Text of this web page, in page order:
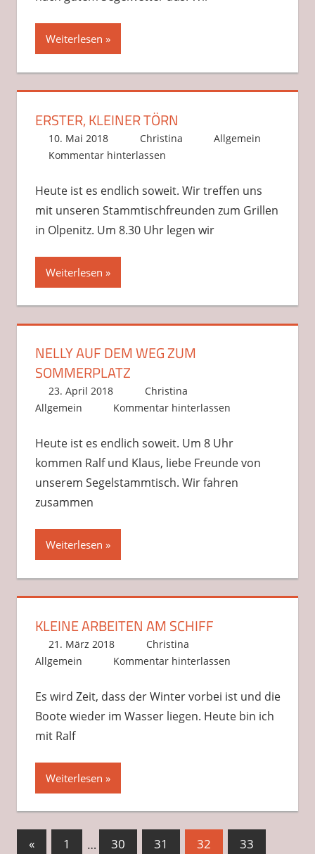
Weiterlesen
ERSTER, KLEINER TÖRN
10. Mai 2018 Christina
Allgemein
Kommentar hinterlassen
Heute ist es endlich soweit. Wir treffen uns
mit unseren Stammtischfreunden zum Grillen
in Olpenitz. Um 8.30 Uhr legen wir
Weiterlesen
NELLY AUF DEM WEG ZUM
SOMMERPLATZ
23. April 2018
Christina
Allgemein
Kommentar hinterlassen
Heute ist es endlich soweit. Um 8 Uhr
kommen Ralf und Klaus, liebe Freunde von
unserem Segelstammtisch. Wir fahren
zusammen
Weiterlesen
KLEINE ARBEITEN AM SCHIFF
21. März 2018
Christina
Allgemein
Kommentar hinterlassen
Es wird Zeit, dass der Winter vorbei ist und die
Boote wieder im Wasser liegen. Heute bin ich
mit Ralf
Weiterlesen
Seitennummerierung
«Vorherige
1 … 30 31 32
33